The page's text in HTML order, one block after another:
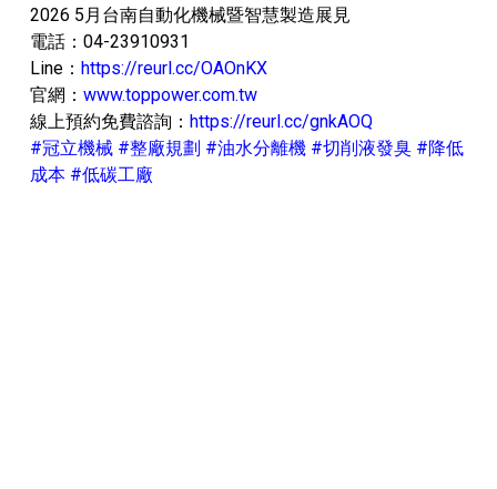
​2026 5月台南自動化機械暨智慧製造展見
電話：04-23910931
Line： https://reurl.cc/OAOnKX
官網： www.toppower.com.tw
線上預約免費諮詢： https://reurl.cc/gnkAOQ
#冠立機械 #整廠規劃 #油水分離機 #切削液發臭 #降低
成本 #低碳工廠